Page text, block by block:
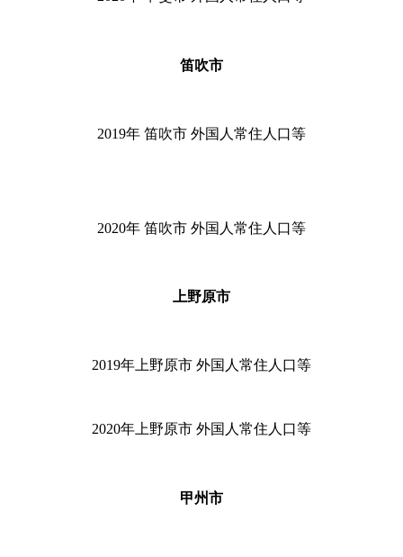
笛吹市
2019年 笛吹市 外国人常住人口等
2020年 笛吹市 外国人常住人口等
上野原市
2019年上野原市 外国人常住人口等
2020年上野原市 外国人常住人口等
甲州市